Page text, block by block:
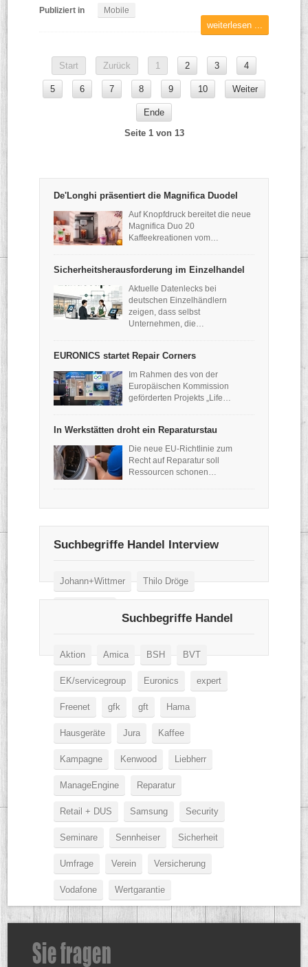
Publiziert in Mobile
weiterlesen ...
Start Zurück 1 2 3 4
5 6 7 8 9 10 Weiter
Ende
Seite 1 von 13
De'Longhi präsentiert die Magnifica Duodel
Auf Knopfdruck bereitet die neue
Magnifica Duo 20
Kaffeekreationen vom…
Sicherheitsherausforderung im Einzelhandel
Aktuelle Datenlecks bei
deutschen Einzelhändlern
zeigen, dass selbst
Unternehmen, die…
EURONICS startet Repair Corners
Im Rahmen des von der
Europäischen Kommission
geförderten Projekts „Life…
In Werkstätten droht ein Reparaturstau
Die neue EU-Richtlinie zum
Recht auf Reparatur soll
Ressourcen schonen…
Suchbegriffe Handel Interview
Johann+Wittmer Thilo Dröge
Suchbegriffe Handel
Aktion Amica BSH BVT
EK/servicegroup Euronics expert
Freenet gfk gft Hama
Hausgeräte Jura Kaffee
Kampagne Kenwood Liebherr
ManageEngine Reparatur
Retail + DUS Samsung Security
Seminare Sennheiser Sicherheit
Umfrage Verein Versicherung
Vodafone Wertgarantie